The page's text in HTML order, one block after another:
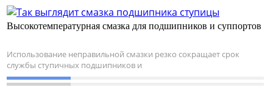
Высокотемпературная смазка для подшипников и суппортов
Использование неправильной смазки резко сокращает срок
службы ступичных подшипников и